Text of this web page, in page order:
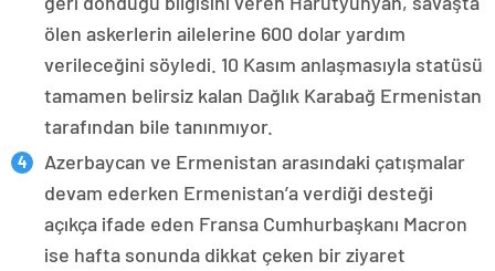
ölen askerlerin ailelerine 600 dolar yardım
verileceğini söyledi. 10 Kasım anlaşmasıyla statüsü
tamamen belirsiz kalan Dağlık Karabağ Ermenistan
tarafından bile tanınmıyor.
Azerbaycan ve Ermenistan arasındaki çatışmalar
devam ederken Ermenistan’a verdiği desteği
açıkça ifade eden Fransa Cumhurbaşkanı Macron
ise hafta sonunda dikkat çeken bir ziyaret